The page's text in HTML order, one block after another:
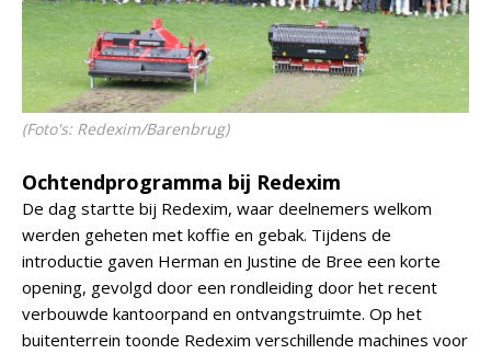
(Foto's: Redexim/Barenbrug)
Ochtendprogramma bij Redexim
De dag startte bij Redexim, waar deelnemers welkom
werden geheten met koffie en gebak. Tijdens de
introductie gaven Herman en Justine de Bree een korte
opening, gevolgd door een rondleiding door het recent
verbouwde kantoorpand en ontvangstruimte. Op het
buitenterrein toonde Redexim verschillende machines voor